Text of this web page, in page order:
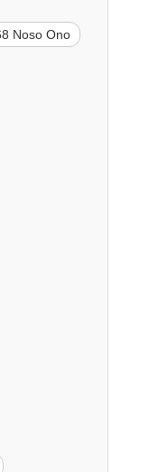
Noso Ono